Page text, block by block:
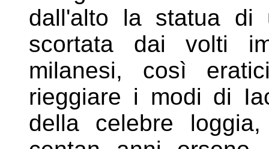
dall'alto la statua
scortata dai volti
milanesi, così
rieggiare i modi di
della celebre